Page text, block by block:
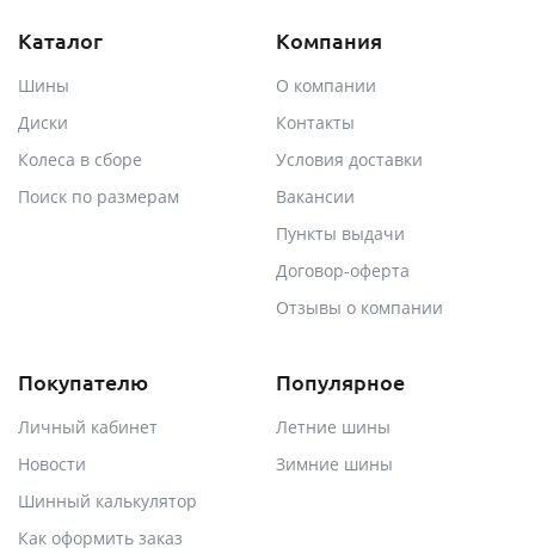
Каталог
Шины
Диски
Колеса в сборе
Поиск по размерам
Компания
О компании
Контакты
Условия доставки
Вакансии
Пункты выдачи
Договор-оферта
Отзывы о компании
Покупателю
Личный кабинет
Новости
Шинный калькулятор
Как оформить заказ
Популярное
Летние шины
Зимние шины